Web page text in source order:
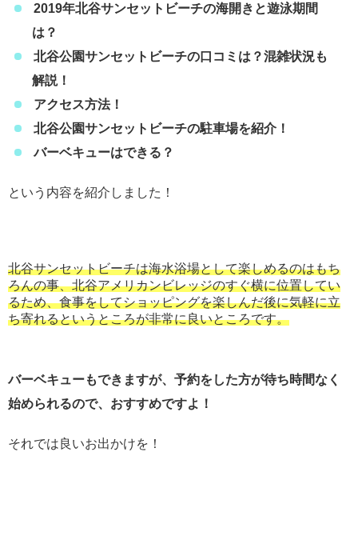
2019年北谷サンセットビーチの海開きと遊泳期間
は？
北谷公園サンセットビーチの口コミは？混雑状況も
解説！
アクセス方法！
北谷公園サンセットビーチの駐車場を紹介！
バーベキューはできる？
という内容を紹介しました！
北谷サンセットビーチは海水浴場として楽しめるのはもち
ろんの事、北谷アメリカンビレッジのすぐ横に位置してい
るため、食事をしてショッピングを楽しんだ後に気軽に立
ち寄れるというところが非常に良いところです。
バーベキューもできますが、予約をした方が待ち時間なく
始められるので、おすすめですよ！
それでは良いお出かけを！